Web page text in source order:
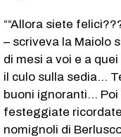
““Allora siete
– scriveva la Maiolo
di mesi a voi e a
il culo sulla sedia…
buoni ignoranti…
festeggiate
nomignoli di